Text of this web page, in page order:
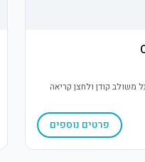
משולב קודן ולחצן קריאה
פרטים נוספים